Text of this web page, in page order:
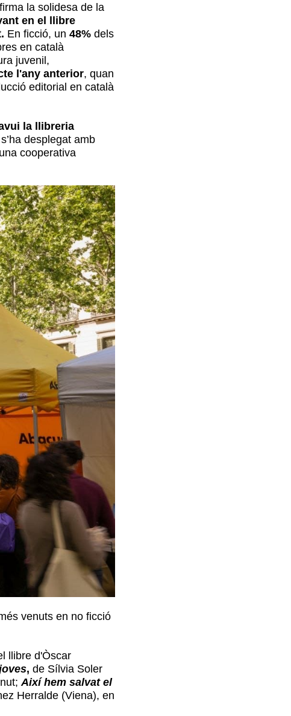
la solidesa de la
en el llibre
En ficció, un 48% dels
en català
juvenil,
l'any anterior, quan
editorial en català
la llibreria
desplegat amb
cooperativa
venuts en no ficció
llibre d'Òscar
, de Sílvia Soler
Així hem salvat el
Herralde (Viena), en